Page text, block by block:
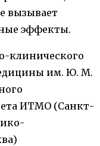
вызывает
эффекты.
клинического
им. Ю. М.
ИТМО (Санкт-